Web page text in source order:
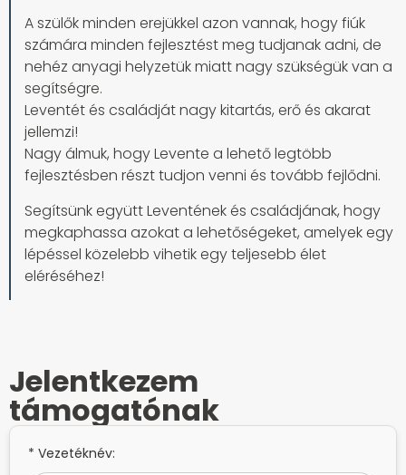
A szülők minden erejükkel azon vannak, hogy fiúk
számára minden fejlesztést meg tudjanak adni, de
nehéz anyagi helyzetük miatt nagy szükségük van a
segítségre.
Leventét és családját nagy kitartás, erő és akarat
jellemzi!
Nagy álmuk, hogy Levente a lehető legtöbb
fejlesztésben részt tudjon venni és tovább fejlődni.
Segítsünk együtt Leventének és családjának, hogy
megkaphassa azokat a lehetőségeket, amelyek egy
lépéssel közelebb vihetik egy teljesebb élet
eléréséhez!
Jelentkezem
támogatónak
* Vezetéknév: